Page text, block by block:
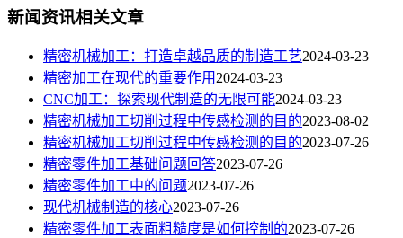
新闻资讯相关文章
​精密机械加工：打造卓越品质的制造工艺2024-03-23
精密加工在现代的重要作用 2024-03-23
CNC加工：探索现代制造的无限可能2024-03-23
精密机械加工切削过程中传感检测的目的2023-08-02
精密机械加工切削过程中传感检测的目的2023-07-26
精密零件加工基础问题回答2023-07-26
精密零件加工中的问题2023-07-26
现代机械制造的核心2023-07-26
精密零件加工表面粗糙度是如何控制的2023-07-26